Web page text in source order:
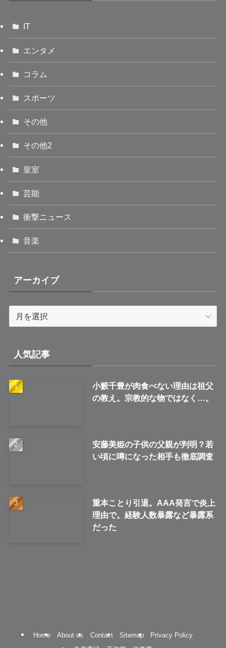
IT
エンタメ
コラム
スポーツ
その他
その他2
皇室
芸能
衝撃ニュース
音楽
アーカイブ
ブ
人気記事
小籔千豊が肉食べない理由は祖父
の教え。宗教的な物ではなく…。
安藤美姫の子供の父親が判明？若
い頃に噂になった相手も徹底調査
重本ことり引退。AAA発言で炎上
理由で。経験人数暴露など暴露系
だった
Home About us Contact Sitemap
Privacy Policy